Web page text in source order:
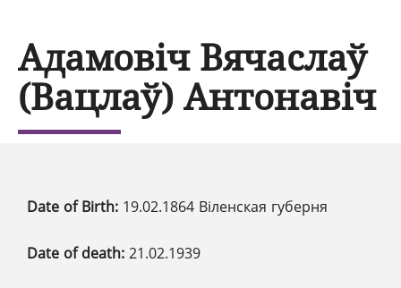
Адамовіч Вячаслаў
(Вацлаў) Антонавіч
Date of Birth: 19.02.1864 Віленская губерня
Date of death: 21.02.1939